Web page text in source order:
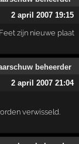
2 april 2007 19:15
zijn nieuwe plaat
2 april 2007 21:04
verwisseld.